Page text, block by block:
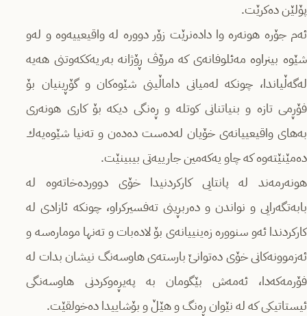
پۆلێن ده‌كرێت.
ئه‌م جۆره‌ هونه‌ره‌ وا داده‌نرێت زۆر دووره‌ له‌ واقیعییه‌وه‌ و له‌و
شێوه‌ بینراوه‌ مه‌ئلوفانه‌ى كه‌ مرۆڤ ڕۆژانه‌ به‌ریه‌ككه‌وتنى هه‌یه‌
له‌گه‌ڵیاندا، چونكه‌ له‌میانى داماڵینى شێوه‌كان و گۆڕینیان بۆ
فۆڕمى تازه‌ و بنیاتنانى كوتله‌ و ڕه‌نگى دیكه‌ بۆ كارى هونه‌رى
به‌هاى واقیعییانه‌ى خۆیان له‌ده‌ست ده‌ده‌ن و ته‌نیا شێوه‌یه‌ك
ده‌مێنێته‌وه‌ كه‌ چاو یه‌كه‌مین جارییه‌تى بیبینێت.
هونه‌رمه‌ند له‌ پانتایی كاركردنیدا خۆى دوورده‌خاته‌وه‌ له‌
بابه‌تگه‌رایی و نواندن و ده‌ربڕینى ته‌فسیركراو، چونكه‌ ئازادى له‌
كاركردندا ئه‌و سنووره‌ زەینییانه‌ى بۆ لاده‌بات و ته‌نها موماره‌سه‌ و
ئه‌زموونه‌كانى خۆى ده‌توانێ بارسته‌ى هاوسه‌نگ نیشان بدات له‌
فۆرمه‌كەدا،‌ ئه‌مه‌ش بێگومان به‌ په‌یڕه‌وكردنى هاوسه‌نگى
ئیستاتیكى كه‌ له‌ نێوان ڕه‌نگ و هێڵ و بۆشاییدا ده‌خولقێت.